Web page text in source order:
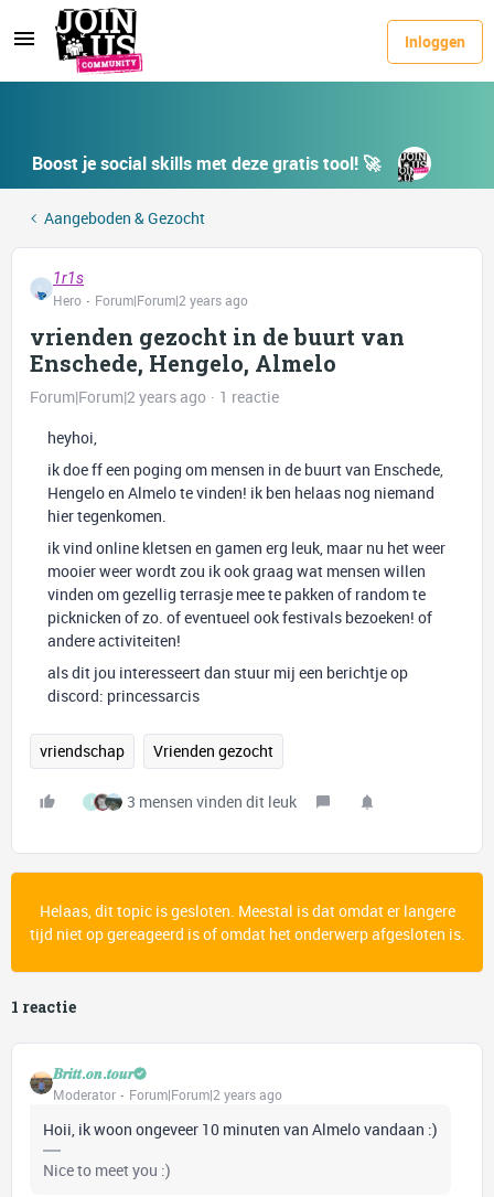
Inloggen
Boost je social skills met deze gratis tool! 🚀
Aangeboden & Gezocht
1r1s
Hero
Forum|Forum|2 years ago
vrienden gezocht in de buurt van
Enschede, Hengelo, Almelo
Forum|Forum|2 years ago
1 reactie
heyhoi,
ik doe ff een poging om mensen in de buurt van Enschede,
Hengelo en Almelo te vinden! ik ben helaas nog niemand
hier tegenkomen.
ik vind online kletsen en gamen erg leuk, maar nu het weer
mooier weer wordt zou ik ook graag wat mensen willen
vinden om gezellig terrasje mee te pakken of random te
picknicken of zo. of eventueel ook festivals bezoeken! of
andere activiteiten!
als dit jou interesseert dan stuur mij een berichtje op
discord: princessarcis
vriendschap Vrienden gezocht
I 3 mensen vinden dit leuk
Helaas, dit topic is gesloten. Meestal is dat omdat er langere
tijd niet op gereageerd is of omdat het onderwerp afgesloten is.
1 reactie
𝑩𝒓𝒊𝒕𝒕.𝒐𝒏.𝒕𝒐𝒖𝒓
Moderator Forum|Forum|2 years ago
Hoii, ik woon ongeveer 10 minuten van Almelo vandaan :)
Nice to meet you :)